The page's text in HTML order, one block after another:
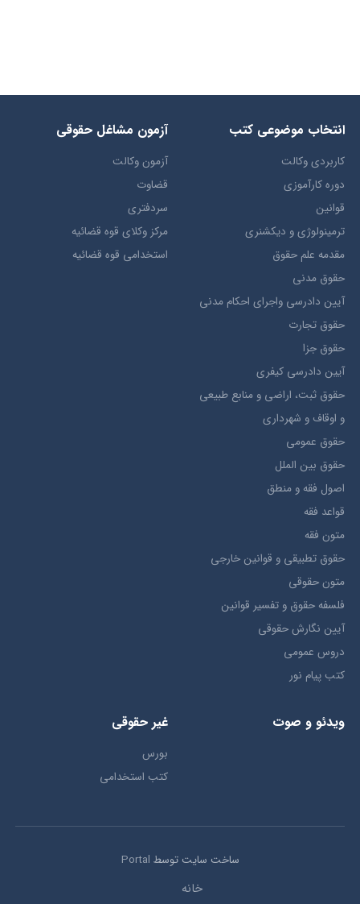
انتخاب​ موضوعي​ کتب
کاربردی وکالت
دوره کارآموزی
قوانین
ترمينولوژي و ديکشنري
مقدمه علم حقوق
حقوق مدني
آيين دادرسي ​واجراي ​احکام ​مدني
حقوق تجارت
حقوق جزا
آيین دادرسی کیفری
حقوق ثبت، اراضي و منابع طبيعي
و اوقاف و شهرداری
حقوق عمومی
حقوق بين الملل
اصول فقه و منطق
قواعد فقه
متون فقه
حقوق تطبيقي و قوانین خارجی
متون حقوقي
فلسفه حقوق و تفسیر قوانین
آیین نگارش حقوقی
دروس عمومی
کتب پیام نور
آزمون مشاغل حقوقی
آزمون وکالت
قضاوت
سردفتری
مرکز وکلای قوه قضائیه
استخدامی قوه قضائیه
ویدئو و صوت غیر حقوقی
بورس
کتب استخدامی
ساخت سایت توسط Portal
خانه